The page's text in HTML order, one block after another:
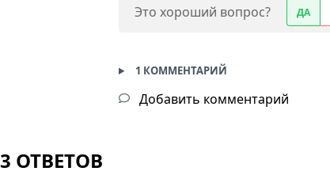
Это хороший вопрос? ДА
1 КОММЕНТАРИЙ
Добавить комментарий
3 ОТВЕТОВ